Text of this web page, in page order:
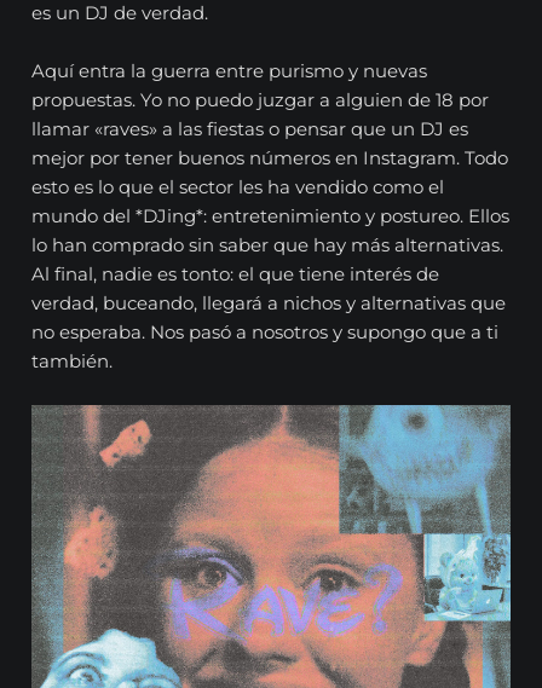
es un DJ de verdad.
Aquí entra la guerra entre purismo y nuevas
propuestas. Yo no puedo juzgar a alguien de 18 por
llamar «raves» a las fiestas o pensar que un DJ es
mejor por tener buenos números en Instagram. Todo
esto es lo que el sector les ha vendido como el
mundo del *DJing*: entretenimiento y postureo. Ellos
lo han comprado sin saber que hay más alternativas.
Al final, nadie es tonto: el que tiene interés de
verdad, buceando, llegará a nichos y alternativas que
no esperaba. Nos pasó a nosotros y supongo que a ti
también.